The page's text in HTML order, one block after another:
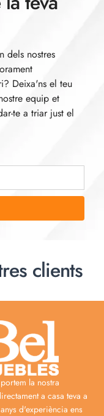
dels nostres
Deixa'ns el teu
equip et
te a triar just el
clients
la nostra
a casa teva a
d'experiència ens